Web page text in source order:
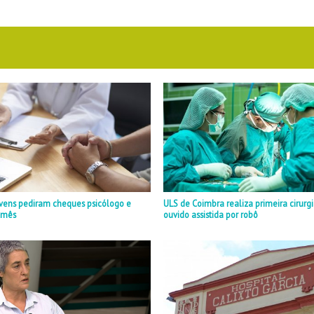
pediram cheques psicólogo e
ULS de Coimbra realiza primeira
ouvido assistida por robô